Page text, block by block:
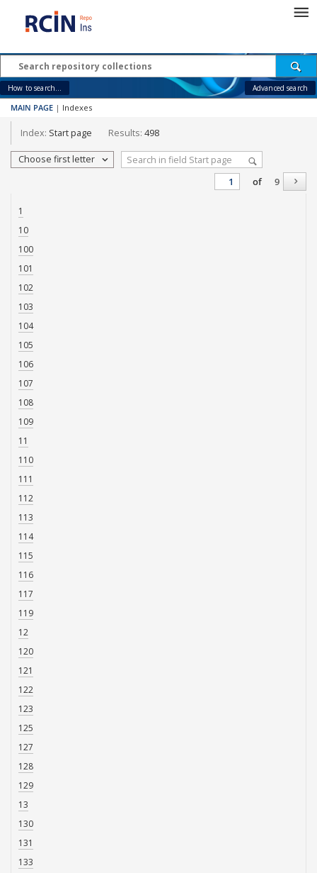
How to search... Advanced search
MAIN PAGE | Indexes
Index: Start page Results: 498
Choose first letter
of
9
1
10
100
101
102
103
104
105
106
107
108
109
11
110
111
112
113
114
115
116
117
119
12
120
121
122
123
125
127
128
129
13
130
131
133